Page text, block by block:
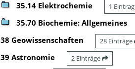
35.14 Elektrochemie 1 Eintrag
35.70 Biochemie: Allgemeines
38 Geowissenschaften 28 Einträge
39 Astronomie 2 Einträge